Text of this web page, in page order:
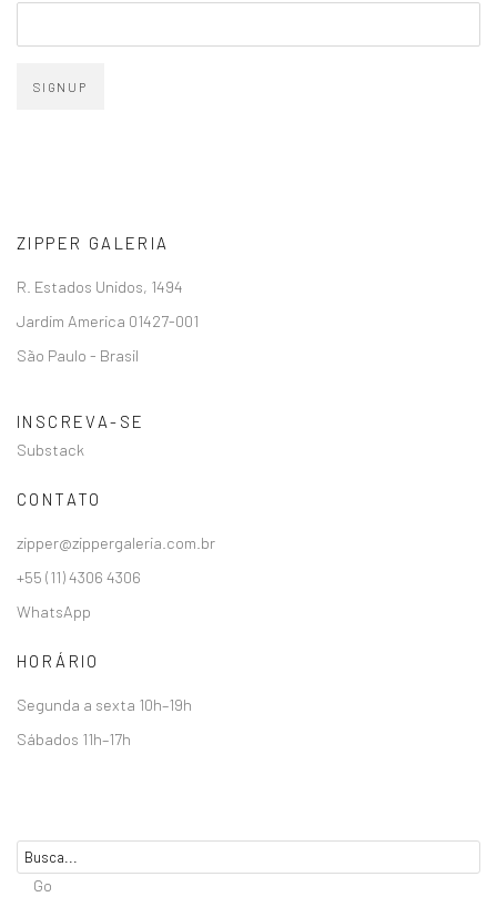
SIGNUP
ZIPPER GALERIA
R. Estados Unidos, 1494
Jardim America 01427-001
São Paulo - Brasil
INSCREVA-SE
Substack
CONTATO
zipper@zippergaleria.com.br
+55 (11) 4306 4306
WhatsApp
HORÁRIO
Segunda a sexta 10h–19h
Sábados 11h–17h
Go